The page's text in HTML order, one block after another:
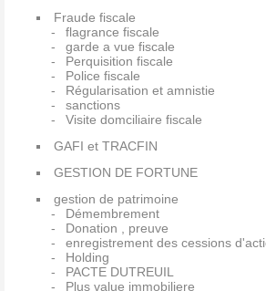
Fraude fiscale
flagrance fiscale
garde a vue fiscale
Perquisition fiscale
Police fiscale
Régularisation et amnistie
sanctions
Visite domciliaire fiscale
GAFI et TRACFIN
GESTION DE FORTUNE
gestion de patrimoine
Démembrement
Donation , preuve
enregistrement des cessions
Holding
PACTE DUTREUIL
Plus value immobiliere